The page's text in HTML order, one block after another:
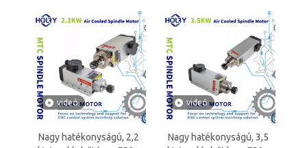
videó
Nagy hatékonyságú, 2,2
videó
Nagy hatékonyságú, 3,5